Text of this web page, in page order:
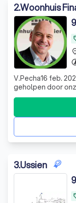
2.Woonhuis
V.Pecha16 feb.
geholpen door
duidelijk
betrokken en
3.Ussien